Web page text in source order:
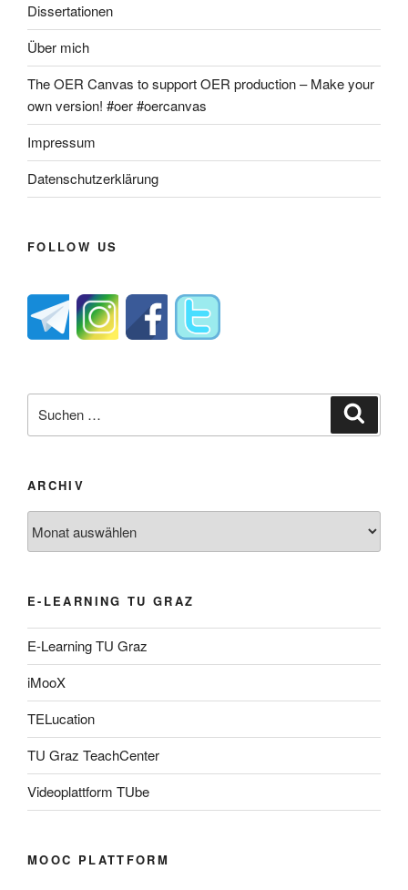
Dissertationen
Über mich
The OER Canvas to support OER production – Make your
own version! #oer #oercanvas
Impressum
Datenschutzerklärung
FOLLOW US
nach:
ARCHIV
E-LEARNING TU GRAZ
E-Learning TU Graz
iMooX
TELucation
TU Graz TeachCenter
Videoplattform TUbe
MOOC PLATTFORM